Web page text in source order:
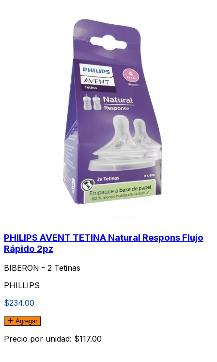
PHILIPS AVENT TETINA Natural Respons Flujo
Rápido 2pz
BIBERON - 2 Tetinas
PHILLIPS
$234.00
Agregar
Precio por unidad: $117.00